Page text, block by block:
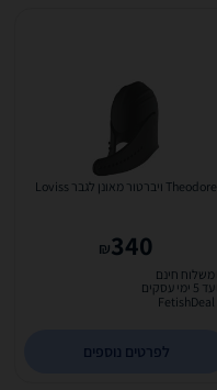
Theodore ויברטור מאונן לגבר Loviss
340
₪
משלוח חינם
עד 5 ימי עסקים
לפרטים נוספים